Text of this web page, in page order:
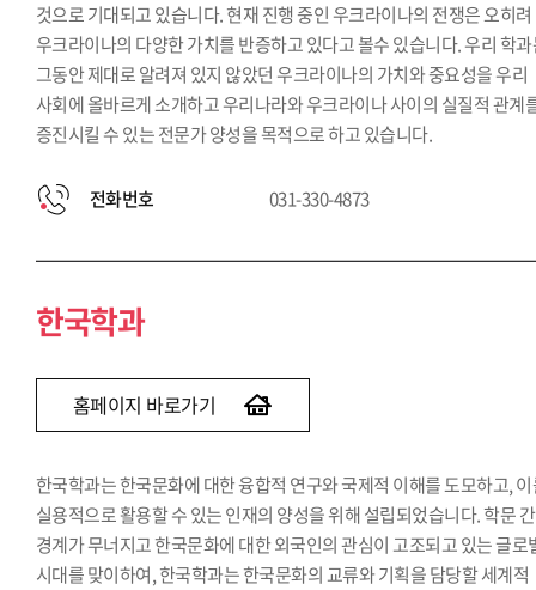
것으로 기대되고 있습니다. 현재 진행 중인 우크라이나의 전쟁은 오히려
우크라이나의 다양한 가치를 반증하고 있다고 볼수 있습니다. 우리 학
그동안 제대로 알려져 있지 않았던 우크라이나의 가치와 중요성을 우리
사회에 올바르게 소개하고 우리나라와 우크라이나 사이의 실질적 관계
증진시킬 수 있는 전문가 양성을 목적으로 하고 있습니다.
전화번호 031-330-4873
한국학과
홈페이지 바로가기
한국학과는 한국문화에 대한 융합적 연구와 국제적 이해를 도모하고,
실용적으로 활용할 수 있는 인재의 양성을 위해 설립되었습니다. 학문 간
경계가 무너지고 한국문화에 대한 외국인의 관심이 고조되고 있는 글로
시대를 맞이하여, 한국학과는 한국문화의 교류와 기획을 담당할 세계적